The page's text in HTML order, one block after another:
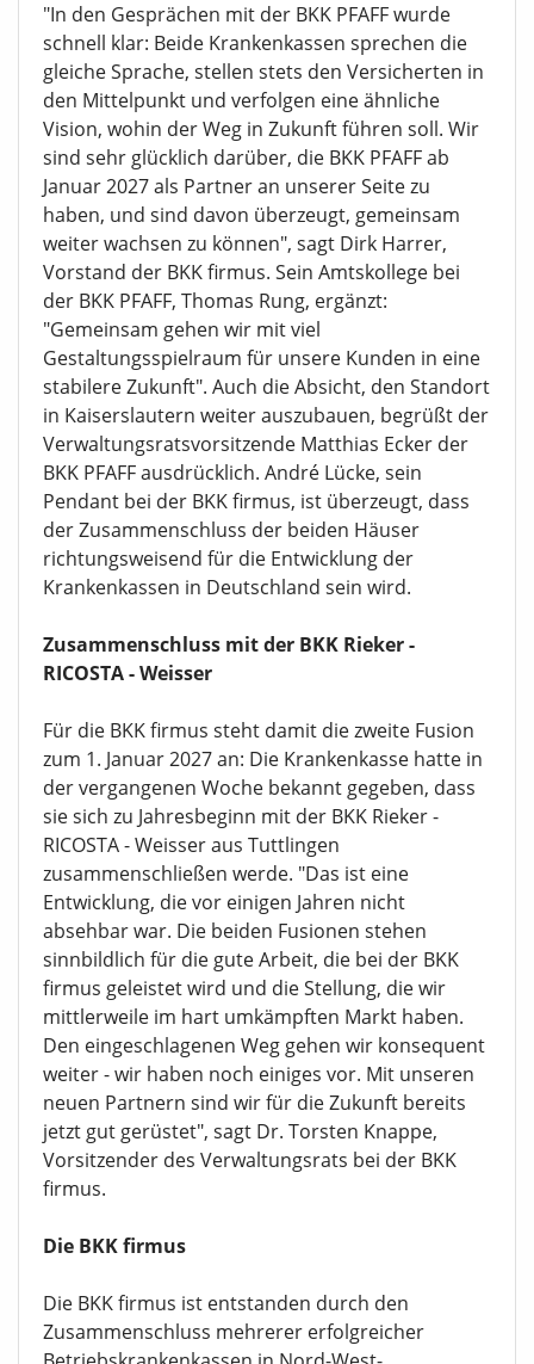
"In den Gesprächen mit der BKK PFAFF wurde
schnell klar: Beide Krankenkassen sprechen die
gleiche Sprache, stellen stets den Versicherten in
den Mittelpunkt und verfolgen eine ähnliche
Vision, wohin der Weg in Zukunft führen soll. Wir
sind sehr glücklich darüber, die BKK PFAFF ab
Januar 2027 als Partner an unserer Seite zu
haben, und sind davon überzeugt, gemeinsam
weiter wachsen zu können", sagt Dirk Harrer,
Vorstand der BKK firmus. Sein Amtskollege bei
der BKK PFAFF, Thomas Rung, ergänzt:
"Gemeinsam gehen wir mit viel
Gestaltungsspielraum für unsere Kunden in eine
stabilere Zukunft". Auch die Absicht, den Standort
in Kaiserslautern weiter auszubauen, begrüßt der
Verwaltungsratsvorsitzende Matthias Ecker der
BKK PFAFF ausdrücklich. André Lücke, sein
Pendant bei der BKK firmus, ist überzeugt, dass
der Zusammenschluss der beiden Häuser
richtungsweisend für die Entwicklung der
Krankenkassen in Deutschland sein wird.
Zusammenschluss mit der BKK Rieker -
RICOSTA - Weisser
Für die BKK firmus steht damit die zweite Fusion
zum 1. Januar 2027 an: Die Krankenkasse hatte in
der vergangenen Woche bekannt gegeben, dass
sie sich zu Jahresbeginn mit der BKK Rieker -
RICOSTA - Weisser aus Tuttlingen
zusammenschließen werde. "Das ist eine
Entwicklung, die vor einigen Jahren nicht
absehbar war. Die beiden Fusionen stehen
sinnbildlich für die gute Arbeit, die bei der BKK
firmus geleistet wird und die Stellung, die wir
mittlerweile im hart umkämpften Markt haben.
Den eingeschlagenen Weg gehen wir konsequent
weiter - wir haben noch einiges vor. Mit unseren
neuen Partnern sind wir für die Zukunft bereits
jetzt gut gerüstet", sagt Dr. Torsten Knappe,
Vorsitzender des Verwaltungsrats bei der BKK
firmus.
Die BKK firmus
Die BKK firmus ist entstanden durch den
Zusammenschluss mehrerer erfolgreicher